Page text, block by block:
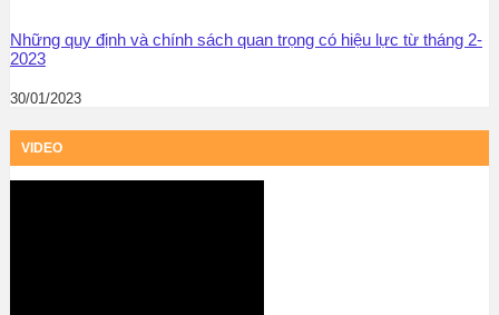
Những quy định và chính sách quan trọng có hiệu lực từ tháng 2-
2023
30/01/2023
VIDEO